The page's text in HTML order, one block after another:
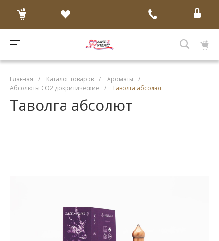
Главная / Каталог товаров / Ароматы
/
Абсолюты CO2 докритические
/ Таволга абсолют
Таволга абсолют